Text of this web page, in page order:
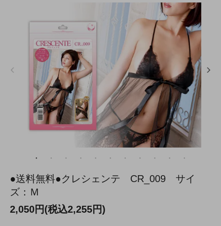
●送料無料●クレシェンテ CR_009 サイ
ズ：Ｍ
2,050円(税込2,255円)